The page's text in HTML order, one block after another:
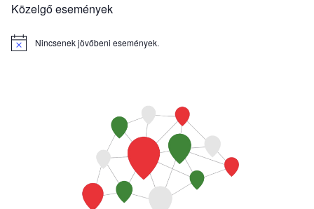
Közelgő események
Notice Nincsenek jövőbeni események.